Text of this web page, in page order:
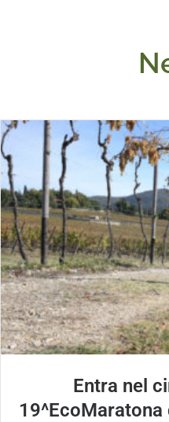
Entra nel